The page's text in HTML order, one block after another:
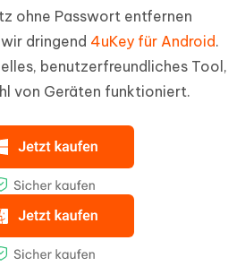
ohne Passwort entfernen
dringend 4uKey für Android.
benutzerfreundliches Tool,
von Geräten funktioniert.